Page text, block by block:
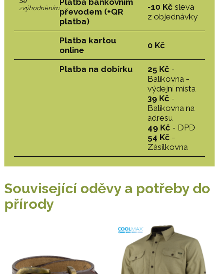
zvýhodněním
Platba bankovním
převodem (+QR
platba)
-10 Kč sleva
z objednávky
Platba kartou
online
0 Kč
Platba na dobírku 25 Kč -
Balíkovna -
výdejní místa
39 Kč -
Balíkovna na
adresu
49 Kč - DPD
54 Kč -
Zásilkovna
Související oděvy a potřeby do
přírody